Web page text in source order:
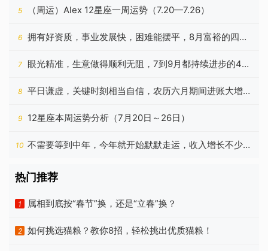
星座
5 （周运）Alex 12星座一周运势（7.20—7.26）
6
拥有好资质，事业发展快，困难能摆平，8月富裕的四种
生肖
7
眼光精准，生意做得顺利无阻，7到9月都持续进步的4个
生肖
8
平日谦虚，关键时刻相当自信，农历六月期间进账大增的
生肖
9 12星座本周运势分析（7月20日～26日）
10 不需要等到中年，今年就开始默默走运，收入增长不少的
热门推荐
1 属相到底按“春节”换，还是“立春”换？
2 如何挑选猫粮？教你8招，轻松挑出优质猫粮！